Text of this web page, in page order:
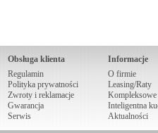
Obsługa klienta
Regulamin
Polityka prywatności
Zwroty i reklamacje
Gwarancja
Serwis
Informacje
O firmie
Leasing/Raty
Kompleksowe
Inteligentna
Aktualności